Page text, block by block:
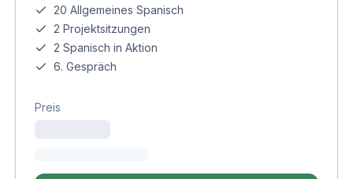
20 Allgemeines Spanisch
2 Projektsitzungen
2 Spanisch in Aktion
6. Gespräch
Preis